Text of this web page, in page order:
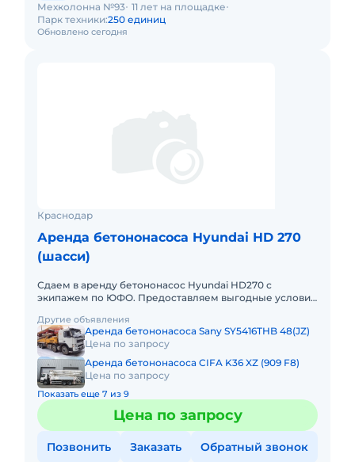
Обновлено сегодня
Мехколонна №93 11 лет на площадке
Парк техники:250 единиц
Краснодар
Аренда бетононасоса Hyundai HD 270
(шасси)
Сдаем в аренду бетононасос Hyundai HD270 с
экипажем по ЮФО. Предоставляем выгодные условия
федеральном округе. Кро
Другие объявления
Аренда бетононасоса Sany SY5416THB 48(JZ)
Цена по запросу
Аренда бетононасоса CIFA K36 XZ (909 F8)
Цена по запросу
Показать еще 7 из 9
Цена по запросу
Позвонить Заказать Обратный звонок